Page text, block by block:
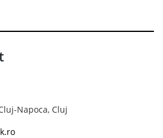
Napoca, Cluj